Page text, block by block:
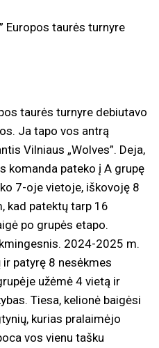
Europos taurės turnyre
taurės turnyre debiutavo
Ja tapo vos antrą
Vilniaus „Wolves”. Deja,
komanda pateko į A grupę
7-oje vietoje, iškovoję 8
kad patektų tarp 16
po grupės etapo.
2024-2025 m.
patyrę 8 nesėkmes
užėmė 4 vietą ir
Tiesa, kelionė baigėsi
kurias pralaimėjo
vos vienu tašku